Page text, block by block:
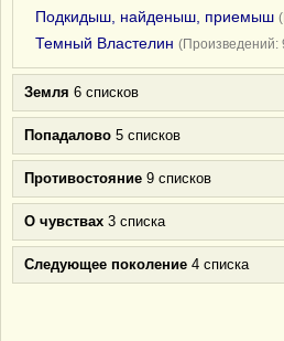
Подкидыш, найденыш, приемыш
Темный Властелин (Произведений:
Земля 6 списков
Попадалово 5 списков
Противостояние 9 списков
О чувствах 3 списка
Следующее поколение 4 списка